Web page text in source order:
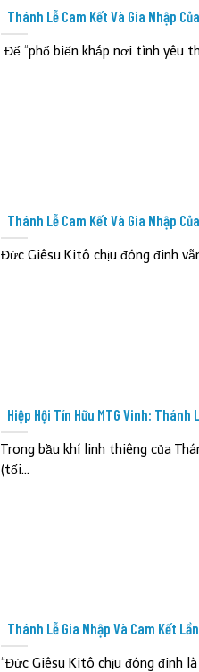
Thánh Lễ Cam Kết Và Gia Nhập
Để “phổ biến khắp nơi tình yêu
Thánh Lễ Cam Kết Và Gia Nhập
Đức Giêsu Kitô chịu đóng đinh
Hiệp Hội Tín Hữu MTG Vinh: Thánh
Trong bầu khí linh thiêng của
(tối...
Thánh Lễ Gia Nhập Và Cam Kết
“Đức Giêsu Kitô chịu đóng đinh